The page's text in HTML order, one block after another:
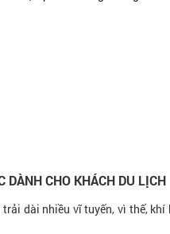
DÀNH CHO KHÁCH DU LỊCH
dài nhiều vĩ tuyến, vì thế, khí